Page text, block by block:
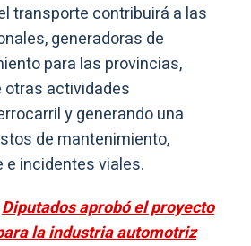
transporte contribuirá a las
generadoras de
para las provincias,
otras actividades
y generando una
de mantenimiento,
incidentes viales.
Diputados aprobó el proyecto
la industria automotriz